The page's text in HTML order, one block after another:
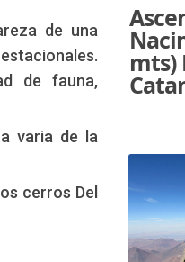
de una
de fauna,
varia de la
cerros Del
mts)